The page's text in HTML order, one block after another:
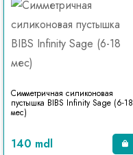
Симметричная силиконовая
пустышка BIBS Infinity Sage (6-18
мес)
140 mdl